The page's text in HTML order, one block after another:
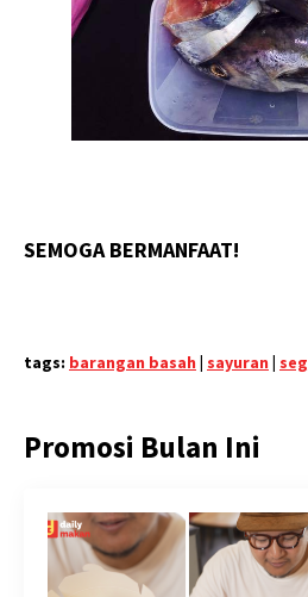
SEMOGA BERMANFAAT!
tags: barangan basah | sayuran |
Promosi Bulan Ini